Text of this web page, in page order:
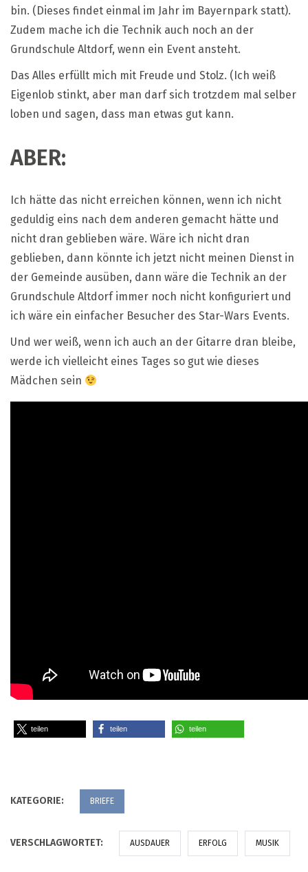
bin. (Dieses findet einmal im Jahr im Bayernpark statt).
Zudem mache ich die Technik auch noch an der
Grundschule Altdorf, wenn ein Event ansteht.
Das Alles erfüllt mich mit Freude und Stolz. (Ich weiß
Eigenlob stinkt, aber man darf sich trotzdem mal selber
loben und sagen, dass man etwas gut kann.
ABER:
Ich hätte das nicht erreichen können, wenn ich nicht
geduldig eins nach dem anderen gemacht hätte und
nicht dran geblieben wäre. Wäre ich nicht dran
geblieben, dann könnte ich jetzt nicht meinen Dienst in
der Gemeinde ausüben, dann wäre die Technik an der
Grundschule Altdorf immer noch nicht konfiguriert und
ich wäre ein einfacher Besucher des Star-Wars Events.
Und wer weiß, wenn ich auch an der Gitarre dran bleibe,
werde ich vielleicht eines Tages so gut wie dieses
Mädchen sein
teilen teilen teilen
KATEGORIE: BRIEFE
VERSCHLAGWORTET: AUSDAUER ERFOLG MUSIK